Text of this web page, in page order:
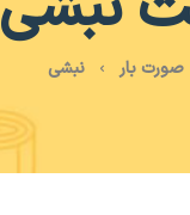
صورت بار نبشی